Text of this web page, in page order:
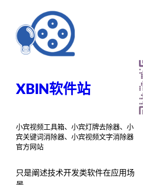
XBIN软件站
小宾视频工具箱、小宾灯牌去除器、小
宾关键词消除器、小宾视频文字消除器
官方网站
只是阐述技术开发类软件在应用场